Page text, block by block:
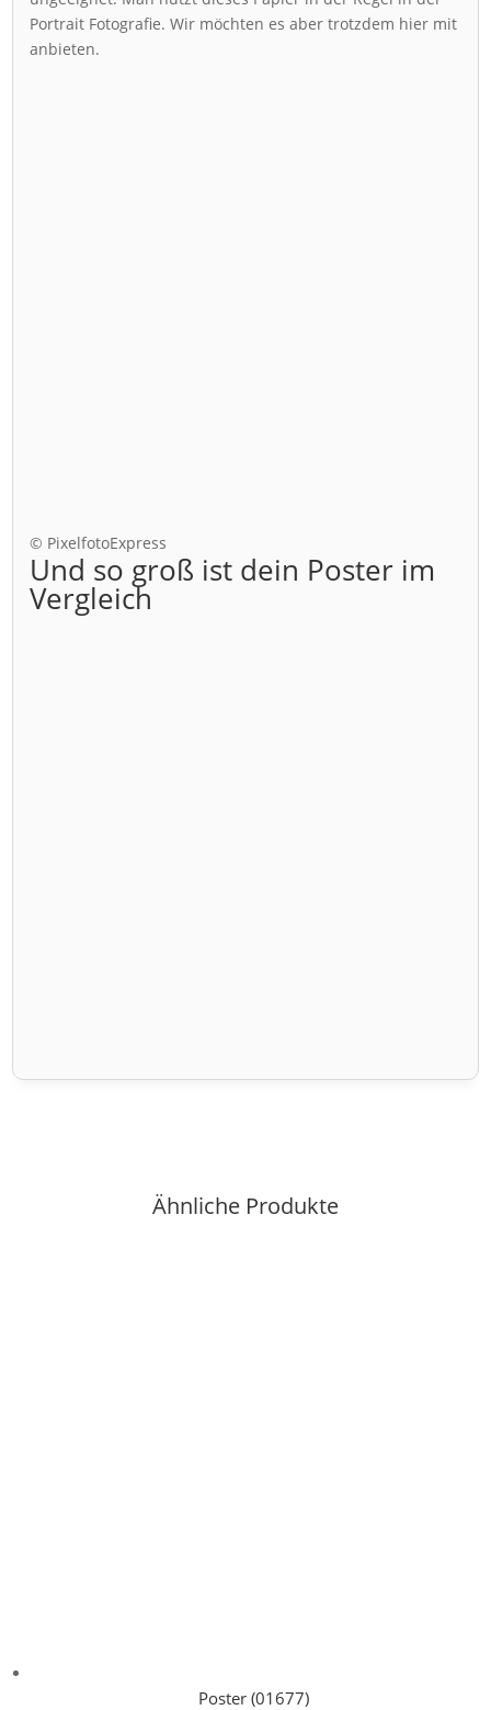
Portrait Fotografie. Wir möchten es aber trotzdem hier mit
anbieten.
© PixelfotoExpress
Und so groß ist dein Poster im
Vergleich
Ähnliche Produkte
Poster (01677)